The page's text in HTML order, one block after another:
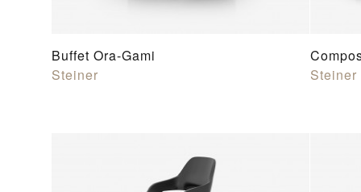
Buffet Ora-Gami
Steiner
Steiner